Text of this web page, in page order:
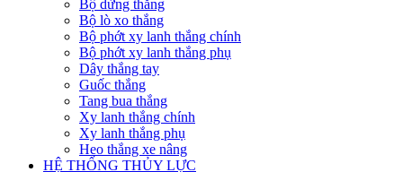
Bộ dừng thắng
Bộ lò xo thắng
Bộ phớt xy lanh thắng chính
Bộ phớt xy lanh thắng phụ
Dây thắng tay
Guốc thắng
Tang bua thắng
Xy lanh thắng chính
Xy lanh thắng phụ
Heo thắng xe nâng
HỆ THỐNG THỦY LỰC